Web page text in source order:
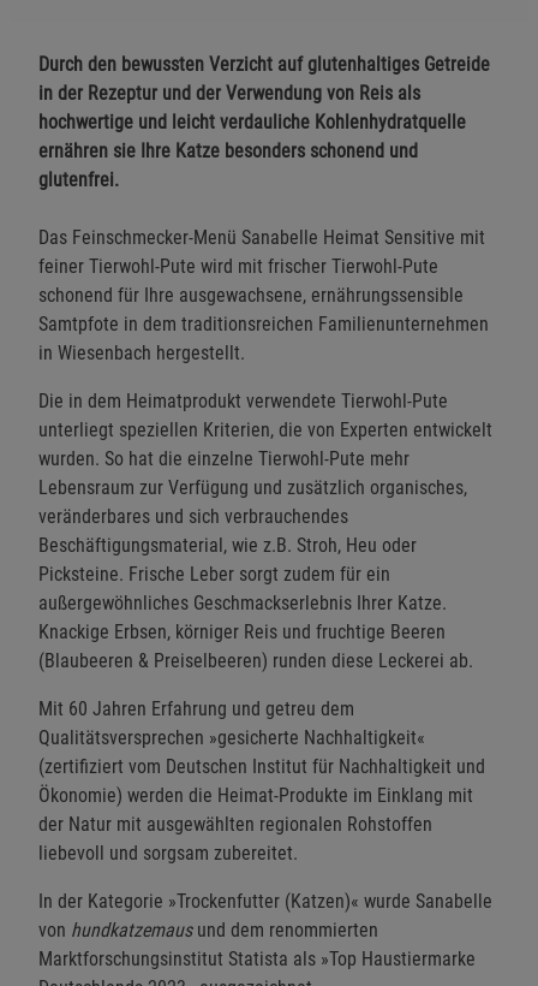
Durch den bewussten Verzicht auf glutenhaltiges Getreide
in der Rezeptur und der Verwendung von Reis als
hochwertige und leicht verdauliche Kohlenhydratquelle
ernähren sie Ihre Katze besonders schonend und
glutenfrei.
Das Feinschmecker-Menü Sanabelle Heimat Sensitive mit
feiner Tierwohl-Pute wird mit frischer Tierwohl-Pute
schonend für Ihre ausgewachsene, ernährungssensible
Samtpfote in dem traditionsreichen Familienunternehmen
in Wiesenbach hergestellt.
Die in dem Heimatprodukt verwendete Tierwohl-Pute
unterliegt speziellen Kriterien, die von Experten entwickelt
wurden. So hat die einzelne Tierwohl-Pute mehr
Lebensraum zur Verfügung und zusätzlich organisches,
veränderbares und sich verbrauchendes
Beschäftigungsmaterial, wie z.B. Stroh, Heu oder
Picksteine. Frische Leber sorgt zudem für ein
außergewöhnliches Geschmackserlebnis Ihrer Katze.
Knackige Erbsen, körniger Reis und fruchtige Beeren
(Blaubeeren & Preiselbeeren) runden diese Leckerei ab.
Mit 60 Jahren Erfahrung und getreu dem
Qualitätsversprechen »gesicherte Nachhaltigkeit«
(zertifiziert vom Deutschen Institut für Nachhaltigkeit und
Ökonomie) werden die Heimat-Produkte im Einklang mit
der Natur mit ausgewählten regionalen Rohstoffen
liebevoll und sorgsam zubereitet.
In der Kategorie »Trockenfutter (Katzen)« wurde Sanabelle
von hundkatzemausund dem renommierten
Marktforschungsinstitut Statista als »Top Haustiermarke